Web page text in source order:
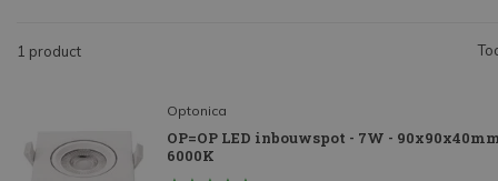
1 product
Optonica
OP=OP LED inbouwspot - 7W -
6000K